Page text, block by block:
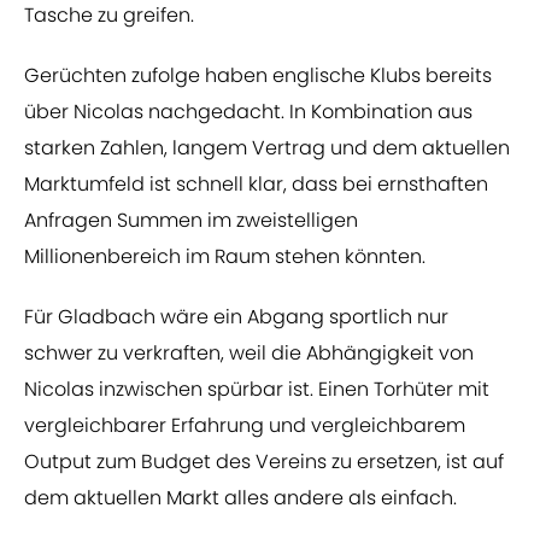
Tasche zu greifen.
Gerüchten zufolge haben englische Klubs bereits
über Nicolas nachgedacht. In Kombination aus
starken Zahlen, langem Vertrag und dem aktuellen
Marktumfeld ist schnell klar, dass bei ernsthaften
Anfragen Summen im zweistelligen
Millionenbereich im Raum stehen könnten.
Für Gladbach wäre ein Abgang sportlich nur
schwer zu verkraften, weil die Abhängigkeit von
Nicolas inzwischen spürbar ist. Einen Torhüter mit
vergleichbarer Erfahrung und vergleichbarem
Output zum Budget des Vereins zu ersetzen, ist auf
dem aktuellen Markt alles andere als einfach.